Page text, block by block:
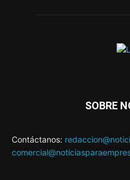
SOBRE
Contáctanos: